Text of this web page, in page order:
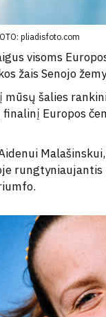
pliadisfoto.com
visoms
žais Senojo
šalies
Europos